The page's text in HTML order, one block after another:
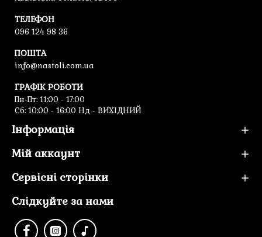
ТЕЛЕФОН
096 124 98 36
ПОШТА
info@nastoli.com.ua
ГРАФІК РОБОТИ
Пн-Пт: 11:00 - 17:00
Cб: 10:00 - 16:00 Нд - ВИХІДНИЙ
Інформація
Мій аккаунт
Сервісні сторінки
Слідкуйте за нами